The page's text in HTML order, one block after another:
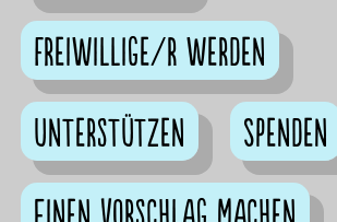
Freiwillige/r werden
Unterstützen
Spenden